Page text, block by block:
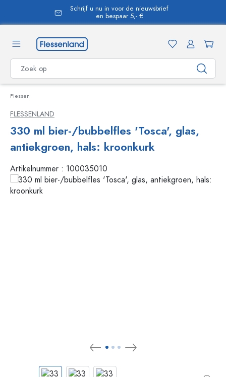
Schrijf u nu in voor de nieuwsbrief
en bespaar 5,- €
Flessen
FLESSENLAND
330 ml bier-/bubbelfles 'Tosca', glas,
antiekgroen, hals: kroonkurk
Artikelnummer : 100035010